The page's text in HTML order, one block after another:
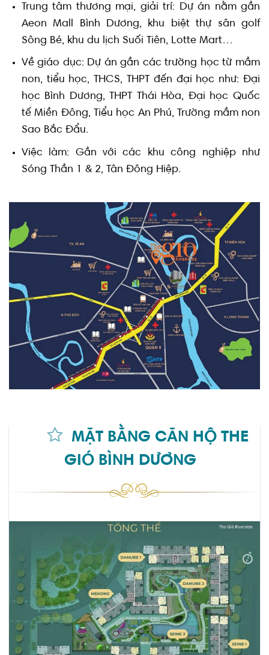
Trung tâm thương mại, giải trí: Dự án nằm gần
Aeon Mall Bình Dương, khu biệt thự sân golf
Sông Bé, khu du lịch Suối Tiên, Lotte Mart…
Về giáo dục: Dự án gần các trường học từ mầm
non, tiểu học, THCS, THPT đến đại học như: Đại
học Bình Dương, THPT Thái Hòa, Đại học Quốc
tế Miền Đông, Tiểu học An Phú, Trường mầm non
Sao Bắc Đẩu.
Việc làm: Gần với các khu công nghiệp như
Sóng Thần 1 & 2, Tân Đông Hiệp.
MẶT BẰNG CĂN HỘ THE
GIÓ BÌNH DƯƠNG